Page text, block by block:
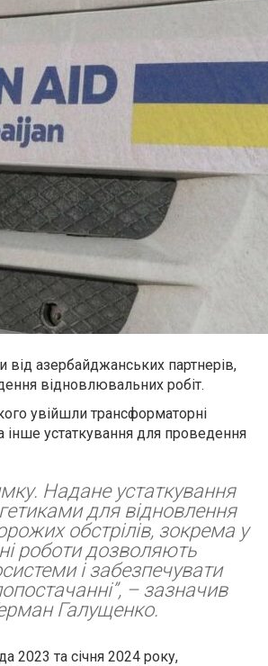
від азербайджанських партнерів,
відновлювальних робіт.
увійшли трансформаторні
інше устаткування для проведення
Надане устаткування
для відновлення
обстрілів, зокрема у
роботи дозволяють
і забезпечувати
– зазначив
Галущенко.
2023 та січня 2024 року,